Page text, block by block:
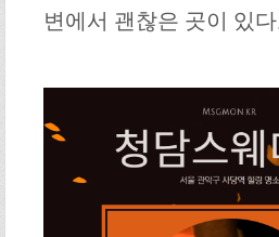
변에서 괜찮은 곳이 있